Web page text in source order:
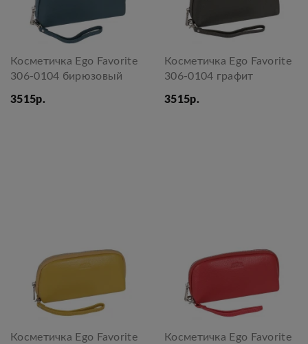
Косметичка Ego Favorite
306-0104 бирюзовый
3515р.
Косметичка Ego Favorite
306-0104 графит
3515р.
Косметичка Ego Favorite
Косметичка Ego Favorite